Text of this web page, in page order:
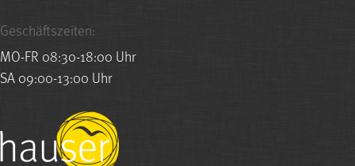
Geschäftszeiten:
MO-FR 08:30-18:00 Uhr
SA 09:00-13:00 Uhr